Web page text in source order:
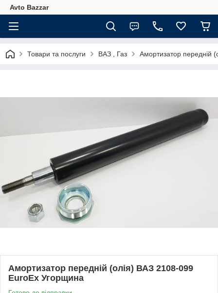
Avto Bazzar
Товари та послуги ВАЗ , Газ Амортизатор передній
Амортизатор передній (олія) ВАЗ 2108-099
EuroEx Угорщина